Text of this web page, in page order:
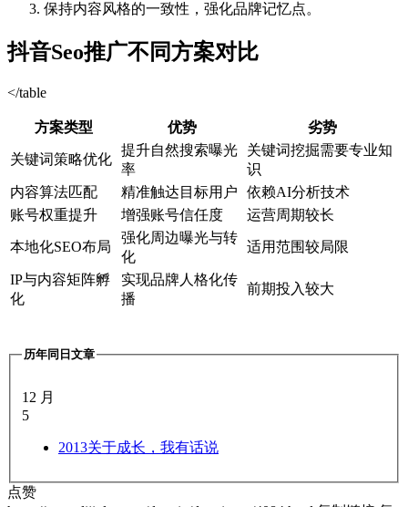
保持内容风格的一致性，强化品牌记忆点。
抖音Seo推广不同方案对比
</table
方案类型 优势 劣势
关键词策略优化
提升自然搜索曝光
率
关键词挖掘需要专业知
识
内容算法匹配
精准触达目标用户
依赖AI分析技术
账号权重提升
增强账号信任度 运营周期较长
本地化SEO布局
强化周边曝光与转
化
适用范围较局限
IP与内容矩阵孵
化
实现品牌人格化传
播
前期投入较大
历年同日文章
12 月
5
2013关于成长，我有话说
点赞